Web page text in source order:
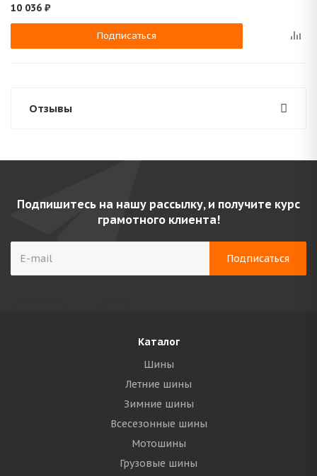
10 036 ₽
Подписаться
Отзывы
Подпишитесь на нашу рассылку, и получите курс
грамотного клиента!
Каталог
Шины
Летние шины
Зимние шины
Всесезонные шины
Мотошины
Грузовые шины